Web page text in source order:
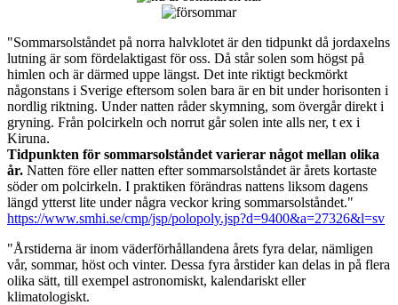
"Sommarsolståndet på norra halvklotet är den tidpunkt då jordaxelns
lutning är som fördelaktigast för oss. Då står solen som högst på
himlen och är därmed uppe längst. Det inte riktigt beckmörkt
någonstans i Sverige eftersom solen bara är en bit under horisonten i
nordlig riktning. Under natten råder skymning, som övergår direkt i
gryning. Från polcirkeln och norrut går solen inte alls ner, t ex i
Kiruna.
Tidpunkten för sommarsolståndet varierar något mellan olika
år. Natten före eller natten efter sommarsolståndet är årets kortaste
söder om polcirkeln. I praktiken förändras nattens liksom dagens
längd ytterst lite under några veckor kring sommarsolståndet."
https://www.smhi.se/cmp/jsp/polopoly.jsp?d=9400&a=27326&l=sv
"Årstiderna är inom väderförhållandena årets fyra delar, nämligen
vår, sommar, höst och vinter. Dessa fyra årstider kan delas in på flera
olika sätt, till exempel astronomiskt, kalendariskt eller
klimatologiskt.